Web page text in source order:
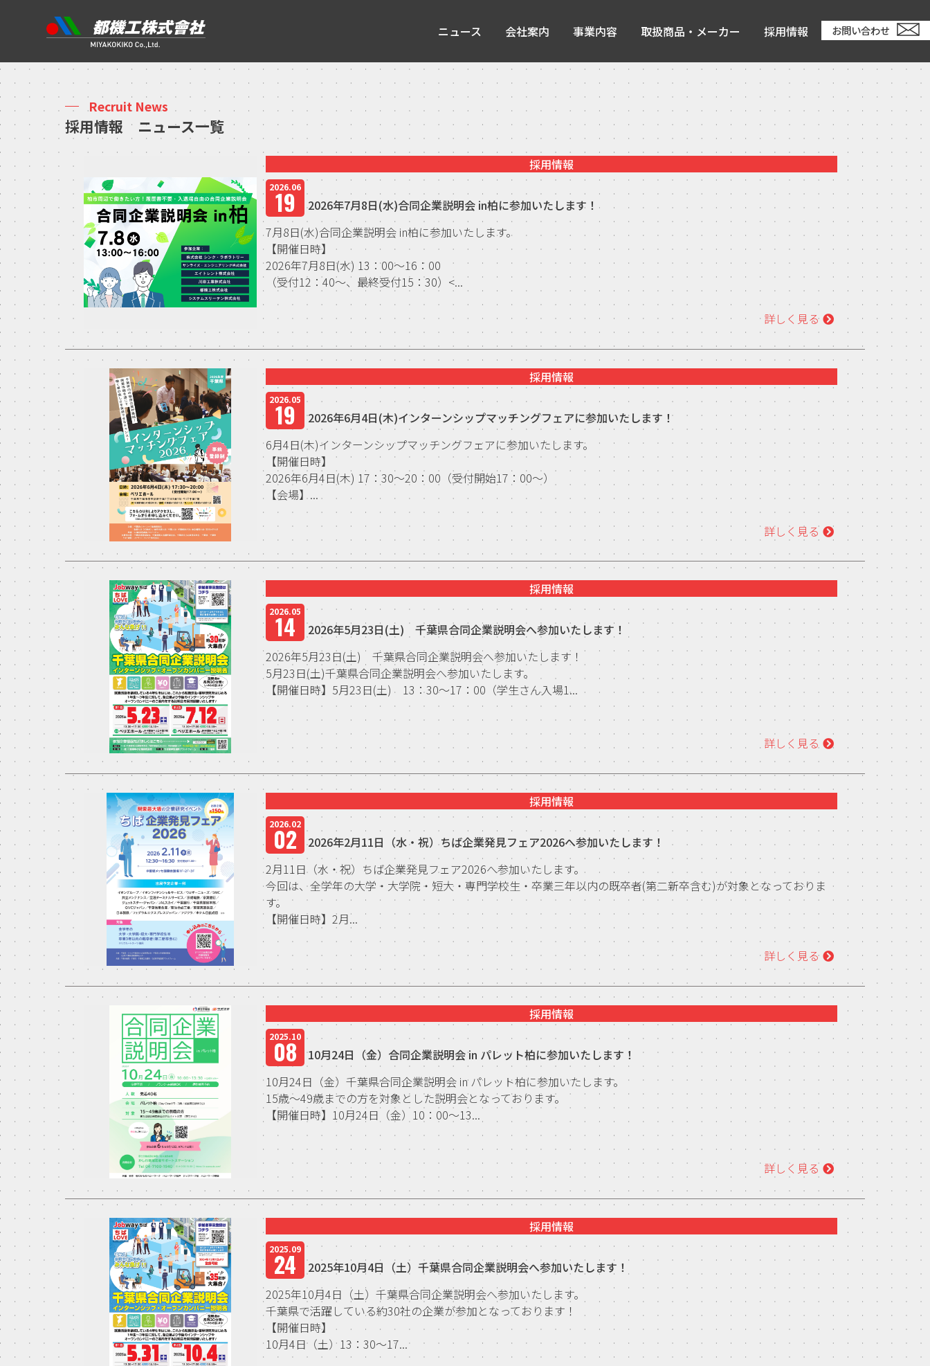
ニュース 会社案内 事業内容 取扱商品・メーカー 採用情報 お問い合わせ
Recruit News
採用情報 ニュース一覧
採用情報
2026.06
19
2026年7月8日(水)合同企業説明会 in柏に参加いたします！
7月8日(水)合同企業説明会 in柏に参加いたします。
【開催日時】
2026年7月8日(水) 13：00～16：00
（受付12：40～、最終受付15：30）<...
詳しく見る
採用情報
2026.05
19
2026年6月4日(木)インターンシップマッチングフェアに参加いたします！
6月4日(木)インターンシップマッチングフェアに参加いたします。
【開催日時】
2026年6月4日(木) 17：30～20：00（受付開始17：00～）
【会場】...
詳しく見る
採用情報
2026.05
14
2026年5月23日(土) 千葉県合同企業説明会へ参加いたします！
2026年5月23日(土) 千葉県合同企業説明会へ参加いたします！
5月23日(土)千葉県合同企業説明会へ参加いたします。
【開催日時】5月23日(土) 13：30～17：00（学生さん入場1...
詳しく見る
採用情報
2026.02
02
2026年2月11日（水・祝）ちば企業発見フェア2026へ参加いたします！
2月11日（水・祝）ちば企業発見フェア2026へ参加いたします。
今回は、全学年の大学・大学院・短大・専門学校生・卒業三年以内の既卒者(第二新卒含む)が対象となっておりま
す。
【開催日時】2月...
詳しく見る
採用情報
2025.10
08
10月24日（金）合同企業説明会 in パレット柏に参加いたします！
10月24日（金）千葉県合同企業説明会 in パレット柏に参加いたします。
15歳～49歳までの方を対象とした説明会となっております。
【開催日時】10月24日（金）10：00～13...
詳しく見る
採用情報
2025.09
24
2025年10月4日（土）千葉県合同企業説明会へ参加いたします！
2025年10月4日（土）千葉県合同企業説明会へ参加いたします。
千葉県で活躍している約30社の企業が参加となっております！
【開催日時】
10月4日（土）13：30～17...